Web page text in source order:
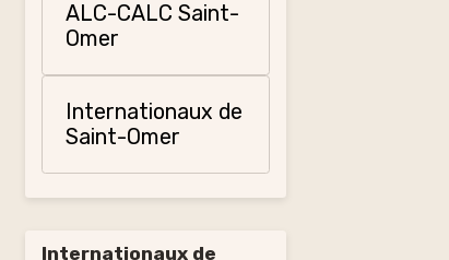
ALC-CALC Saint-
Omer
Internationaux de
Saint-Omer
Internationaux de